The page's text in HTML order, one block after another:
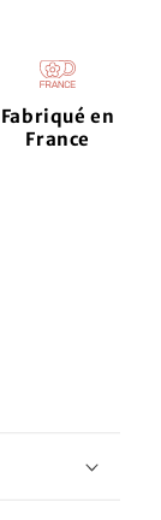
Fabriqué en
France